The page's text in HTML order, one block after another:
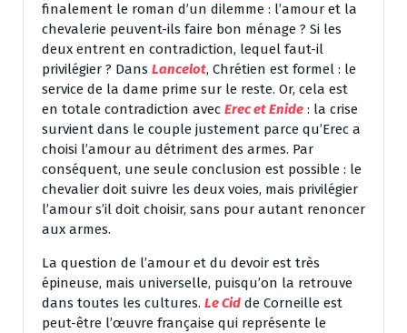
finalement le roman d’un dilemme : l’amour et la
chevalerie peuvent-ils faire bon ménage ? Si les
deux entrent en contradiction, lequel faut-il
privilégier ? Dans Lancelot, Chrétien est formel : le
service de la dame prime sur le reste. Or, cela est
en totale contradiction avec Erec et Enide : la crise
survient dans le couple justement parce qu’Erec a
choisi l’amour au détriment des armes. Par
conséquent, une seule conclusion est possible : le
chevalier doit suivre les deux voies, mais privilégier
l’amour s’il doit choisir, sans pour autant renoncer
aux armes.
La question de l’amour et du devoir est très
épineuse, mais universelle, puisqu’on la retrouve
dans toutes les cultures. Le Cid de Corneille est
peut-être l’œuvre française qui représente le